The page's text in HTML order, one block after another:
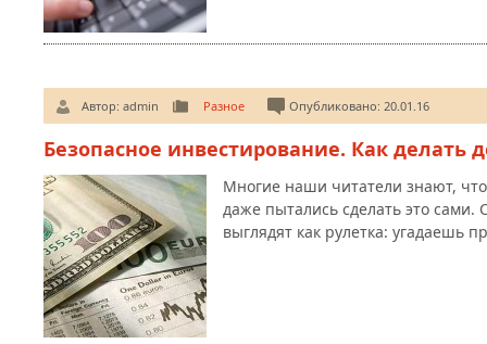
Автор: admin Разное Опубликовано: 20.01.16
Безопасное инвестирование. Как делать
Многие наши читатели знают,
даже пытались сделать это
выглядят как рулетка: угадаешь